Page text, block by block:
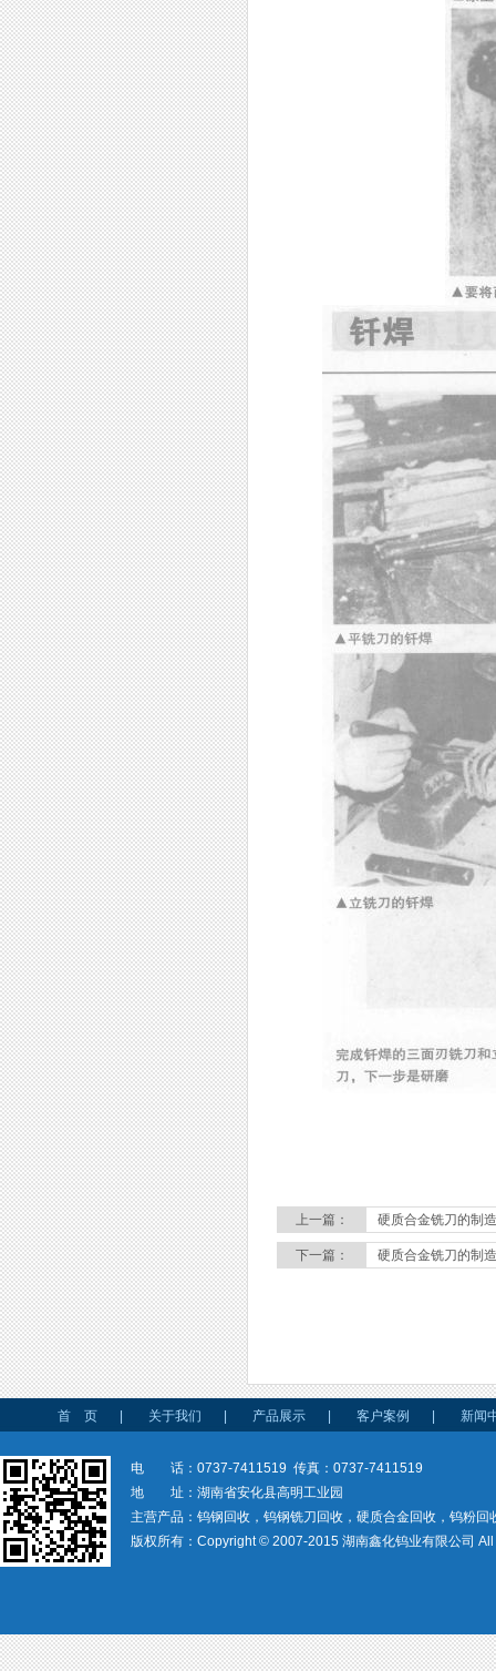
上一篇： 硬质合金铣刀的制
下一篇： 硬质合金铣刀的制
首 页 关于我们 产品展示 客户案例 新闻
电 话：0737-7411519 传真：0737-7411519
地 址：湖南省安化县高明工业园
主营产品：钨钢回收，钨钢铣刀回收，硬质合金回收，钨粉回
版权所有：Copyright © 2007-2015 湖南鑫化钨业有限公司